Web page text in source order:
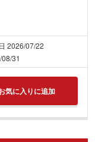
2026/07/22
31
気に入りに追加